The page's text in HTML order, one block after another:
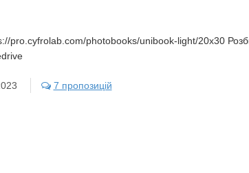
pro.cyfrolab.com/photobooks/unibook-light/20x30
7 пропозицій